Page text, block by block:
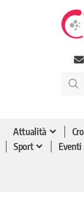
Attualità
Sport
Eventi